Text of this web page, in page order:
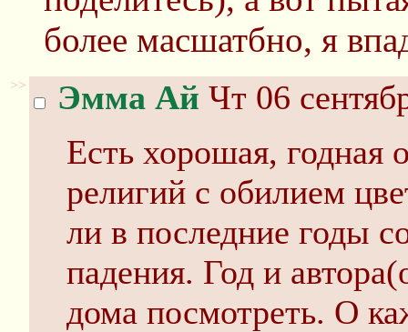
более масшатбно, я
>> Эмма Ай Чт 06
Есть хорошая, годная
религий с обилием
ли в последние годы
падения. Год и
дома посмотреть. О